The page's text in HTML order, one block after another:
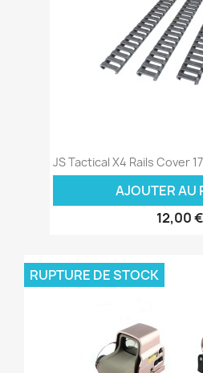
JS Tactical X4 Rails Cover
AJOUTER AU
12,00 €
RUPTURE DE STOCK